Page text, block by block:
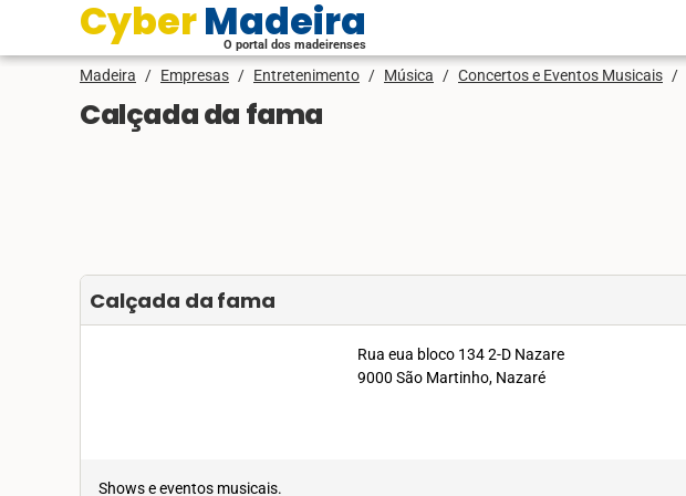
Cyber Madeira
O portal dos madeirenses
Madeira / Empresas / Entretenimento / Música / Concertos e Eventos Musicais /
Calçada da fama
Calçada da fama
Rua eua bloco 134 2-D Nazare
9000 São Martinho, Nazaré
Shows e eventos musicais.